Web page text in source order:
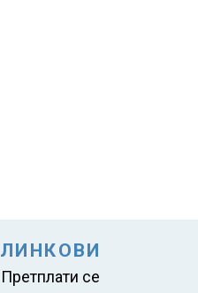
ЛИНКОВИ
Претплати се